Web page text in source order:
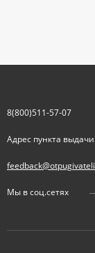
8(800)511-57-07
Адрес пункта
Мы в соц.сетях